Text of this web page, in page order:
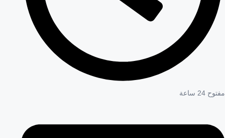
مفتوح 24 ساعة